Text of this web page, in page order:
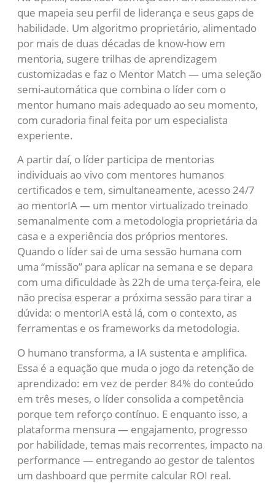
que mapeia seu perfil de liderança e seus gaps de
habilidade. Um algoritmo proprietário, alimentado
por mais de duas décadas de know-how em
mentoria, sugere trilhas de aprendizagem
customizadas e faz o Mentor Match — uma seleção
semi-automática que combina o líder com o
mentor humano mais adequado ao seu momento,
com curadoria final feita por um especialista
experiente.
A partir daí, o líder participa de mentorias
individuais ao vivo com mentores humanos
certificados e tem, simultaneamente, acesso 24/7
ao mentorIA — um mentor virtualizado treinado
semanalmente com a metodologia proprietária da
casa e a experiência dos próprios mentores.
Quando o líder sai de uma sessão humana com
uma “missão” para aplicar na semana e se depara
com uma dificuldade às 22h de uma terça-feira, ele
não precisa esperar a próxima sessão para tirar a
dúvida: o mentorIA está lá, com o contexto, as
ferramentas e os frameworks da metodologia.
O humano transforma, a IA sustenta e amplifica.
Essa é a equação que muda o jogo da retenção de
aprendizado: em vez de perder 84% do conteúdo
em três meses, o líder consolida a competência
porque tem reforço contínuo. E enquanto isso, a
plataforma mensura — engajamento, progresso
por habilidade, temas mais recorrentes, impacto na
performance — entregando ao gestor de talentos
um dashboard que permite calcular ROI real.